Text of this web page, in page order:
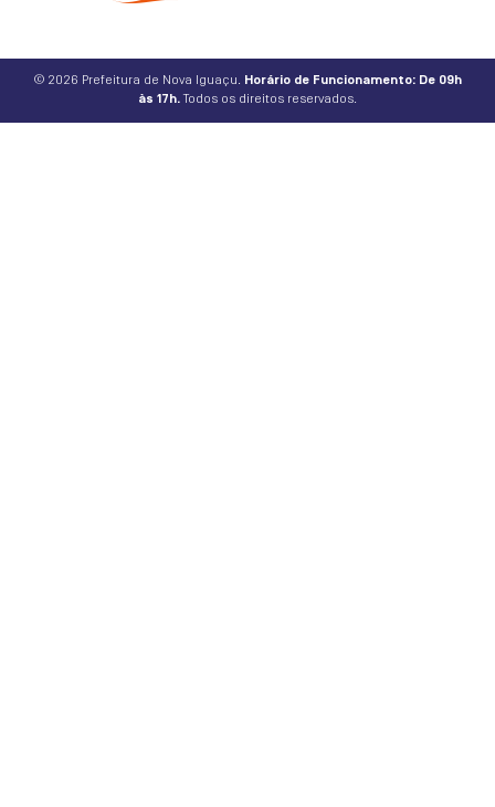
© 2026 Prefeitura de Nova Iguaçu. Horário de Funcionamento: De 09h
às 17h.Todos os direitos reservados.